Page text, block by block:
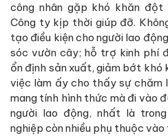
công nhân gặp khó khăn
Công ty kịp thời giúp đỡ.
tạo điều kiện cho người lao
sóc vườn cây; hỗ trợ kinh phí
ổn định sản xuất, giảm bớt khó
việc làm ấy cho thấy sự chăm
mang tính hình thức mà đi vào
người lao động, nhất là
nghiệp còn nhiều phụ thuộc